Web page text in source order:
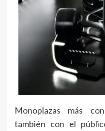
Monoplazas más
también con el